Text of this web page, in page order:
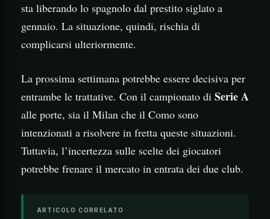
sta liberando lo spagnolo dal prestito siglato a
gennaio. La situazione, quindi, rischia di
complicarsi ulteriormente.
La prossima settimana potrebbe essere decisiva per
entrambe le trattative. Con il campionato di Serie A
alle porte, sia il Milan che il Como sono
intenzionati a risolvere in fretta queste situazioni.
Tuttavia, l’incertezza sulle scelte dei giocatori
potrebbe frenare il mercato in entrata dei due club.
ARTICOLO CORRELATO